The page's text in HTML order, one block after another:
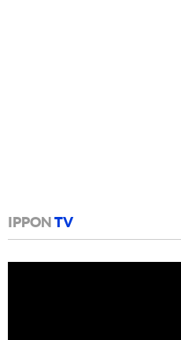
IPPONTV